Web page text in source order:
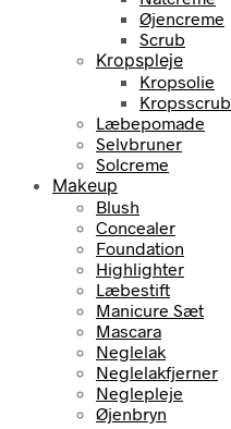
Øjencreme
Scrub
Kropspleje
Kropsolie
Kropsscrub
Læbepomade
Selvbruner
Solcreme
Makeup
Blush
Concealer
Foundation
Highlighter
Læbestift
Manicure Sæt
Mascara
Neglelak
Neglelakfjerner
Neglepleje
Øjenbryn